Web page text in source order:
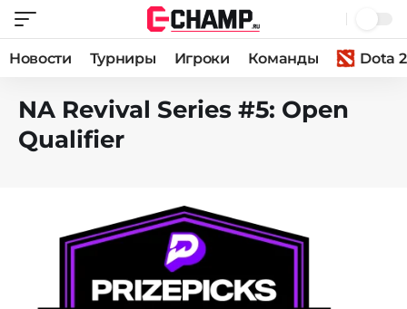
Новости Турниры Игроки Команды Dota 2
NA Revival Series #5: Open
Qualifier